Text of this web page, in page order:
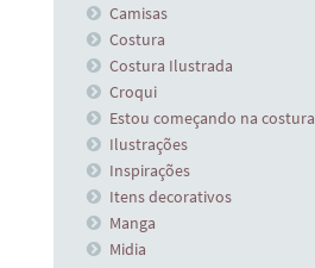
Camisas
Costura
Costura Ilustrada
Croqui
Estou começando na costura
Ilustrações
Inspirações
Itens decorativos
Manga
Midia